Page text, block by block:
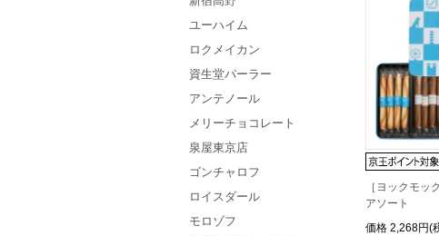
ユーハイム
ロクメイカン
資生堂パーラー
アンテノール
メリーチョコレート
泉屋東京店
ゴンチャロフ
ロイスダール
モロゾフ
［ヨックモッ
アソート
価格 2,268円(